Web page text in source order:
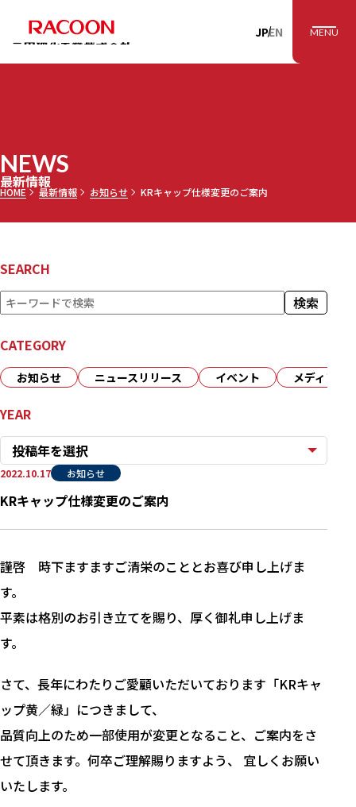
RACOON 三田理
JPEN MENU
NEWS
最新情報
HOME 最新情報 お知らせ KRキャップ仕様変更のご案内
SEARCH
検
索 検索
CATEGORY
お知らせ ニュースリリース イベント メディア
YEAR
投稿年を選択
KRキャップ仕様変更のご案内
2022.10.17 お知らせ
謹啓 時下ますますご清栄のこととお喜び申し上げま
す。
平素は格別のお引き立てを賜り、厚く御礼申し上げま
す。
さて、長年にわたりご愛顧いただいております「KRキャ
ップ黄／緑」につきまして、
品質向上のため一部使用が変更となること、ご案内をさ
せて頂きます。何卒ご理解賜りますよう、 宜しくお願い
いたします。